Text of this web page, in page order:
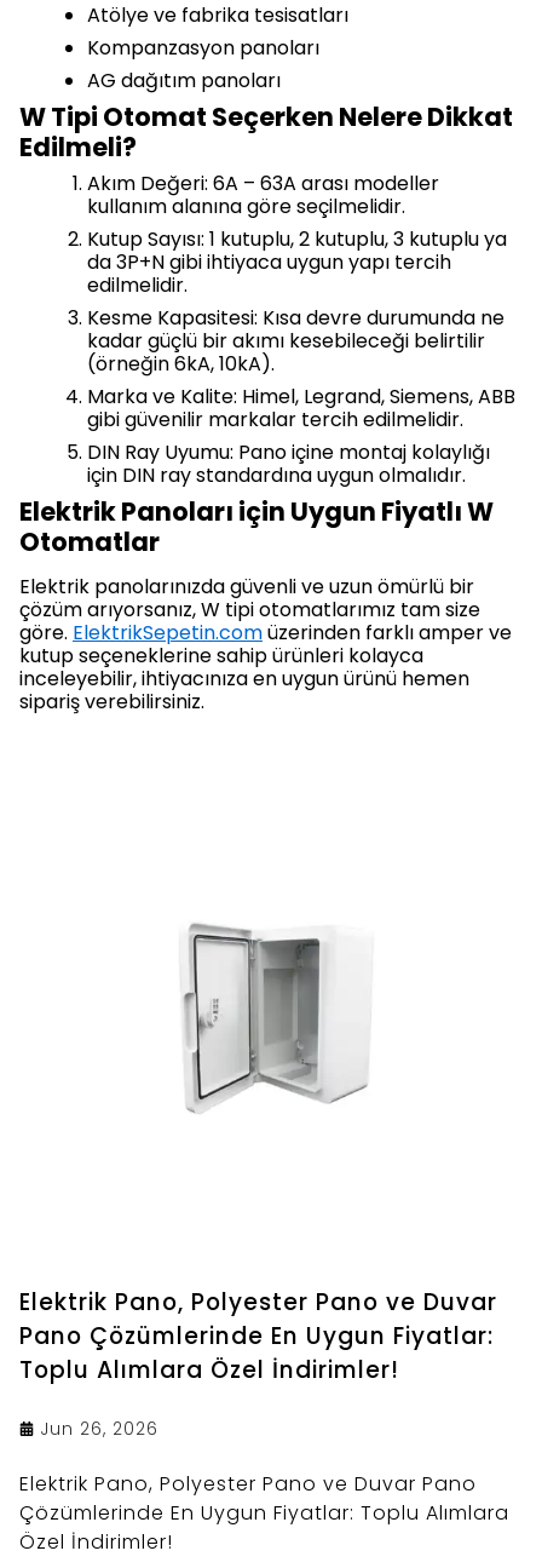
Atölye ve fabrika tesisatları
Kompanzasyon panoları
AG dağıtım panoları
W Tipi Otomat Seçerken Nelere Dikkat
Edilmeli?
Akım Değeri: 6A – 63A arası modeller
kullanım alanına göre seçilmelidir.
Kutup Sayısı: 1 kutuplu, 2 kutuplu, 3 kutuplu ya
da 3P+N gibi ihtiyaca uygun yapı tercih
edilmelidir.
Kesme Kapasitesi: Kısa devre durumunda ne
kadar güçlü bir akımı kesebileceği belirtilir
(örneğin 6kA, 10kA).
Marka ve Kalite: Himel, Legrand, Siemens, ABB
gibi güvenilir markalar tercih edilmelidir.
DIN Ray Uyumu: Pano içine montaj kolaylığı
için DIN ray standardına uygun olmalıdır.
Elektrik Panoları için Uygun Fiyatlı W
Otomatlar
Elektrik panolarınızda güvenli ve uzun ömürlü bir
çözüm arıyorsanız, W tipi otomatlarımız tam size
göre. ElektrikSepetin.comüzerinden farklı amper ve
kutup seçeneklerine sahip ürünleri kolayca
inceleyebilir, ihtiyacınıza en uygun ürünü hemen
sipariş verebilirsiniz.
Elektrik Pano, Polyester Pano ve Duvar
Pano Çözümlerinde En Uygun Fiyatlar:
Toplu Alımlara Özel İndirimler!
Jun 26, 2026
Elektrik Pano, Polyester Pano ve Duvar Pano
Çözümlerinde En Uygun Fiyatlar: Toplu Alımlara
Özel İndirimler!